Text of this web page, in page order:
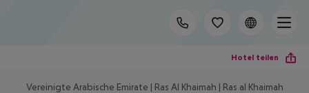
Hotel teilen
Vereinigte Arabische Emirate | Ras Al Khaimah | Ras al Khaimah